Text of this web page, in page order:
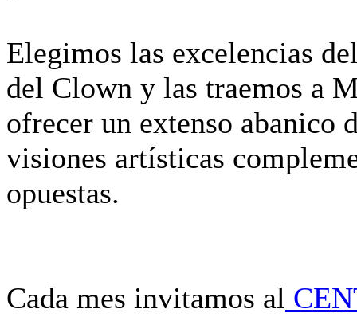
Elegimos las excelencias
del Clown y las traemos a
ofrecer un extenso abanico
visiones artísticas
opuestas.
Cada mes invitamos al